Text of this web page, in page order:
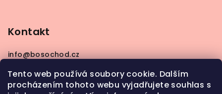
Tento web používá soubory cookie. Dalším
procházením tohoto webu vyjadřujete souhlas s
t
Kontakt
info@bosochod.cz